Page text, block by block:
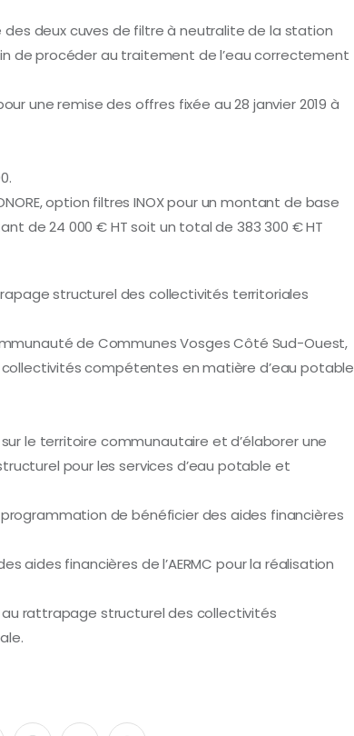
des deux cuves de filtre à neutralite de la station
de procéder au traitement de l’eau correctement
une remise des offres fixée au 28 janvier 2019 à
option filtres INOX pour un montant de base
de 24 000 € HT soit un total de 383 300 € HT
structurel des collectivités territoriales
de Communes Vosges Côté Sud-Ouest,
collectivités compétentes en matière d’eau potable
le territoire communautaire et d’élaborer une
pour les services d’eau potable et
de bénéficier des aides financières
aides financières de l’AERMC pour la réalisation
rattrapage structurel des collectivités